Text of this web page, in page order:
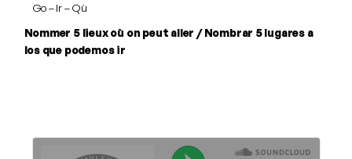
Go – Ir – Qù
Nommer 5 lieux où on peut aller / Nombrar 5 lugares a
los que podemos ir